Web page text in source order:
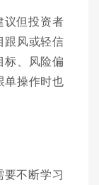
议但投资者
跟风或轻信
标、风险偏
单操作时也
不断学习